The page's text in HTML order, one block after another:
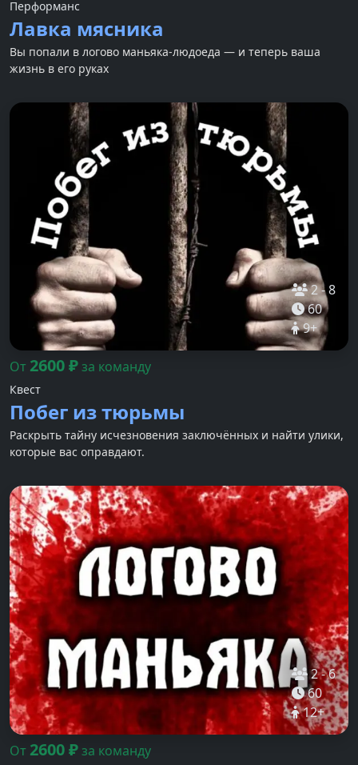
Перформанс
Лавка мясника
Вы попали в логово маньяка-людоеда — и теперь ваша
жизнь в его руках
2-8
60
9+
От 2600₽за команду
Квест
Побег из тюрьмы
Раскрыть тайну исчезновения заключённых и найти улики,
которые вас оправдают.
2-6
60
12+
От 2600₽за команду